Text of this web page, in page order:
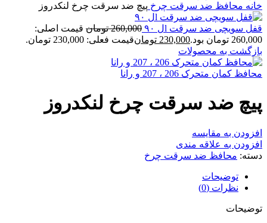
خانه محافظ ضد سرقت چرخ پیچ ضد سرقت چرخ لنکدروز
قفل سویچی ضد سرقت lل ۹۰ 260,000 تومان قیمت اصلی:
260,000 تومان بود.
230,000 تومانقیمت فعلی: 230,000 تومان.
بازگشت به محصولات
محافظ کمان متحرک 206 ، 207 و رانا
پیچ ضد سرقت چرخ لنکدروز
افزودن به مقایسه
افزودن به علاقه مندی
دسته: محافظ ضد سرقت چرخ
توضیحات
نظرات (0)
توضیحات